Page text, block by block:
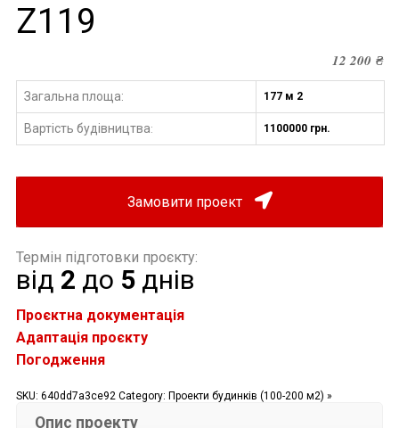
Z119
12 200₴
Загальна площа: 177 м 2
Вартість будівництва: 1100000 грн.
Замовити проект
Термін підготовки проєкту:
від 2 до 5 днів
Проєктна документація
Адаптація проєкту
Погодження
SKU: 640dd7a3ce92 Category: Проекти будинків (100-200 м2) »
Опис проекту